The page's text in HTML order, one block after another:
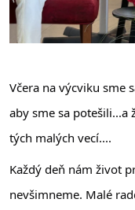
Včera na výcviku sme
aby sme sa potešili...a
tých malých vecí....
Každý deň nám život
nevšimneme. Malé